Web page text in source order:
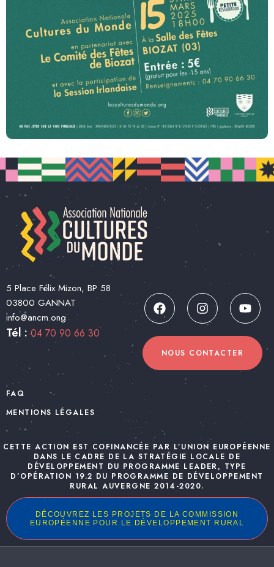
5 Place Félix Mizon, BP 58
03800 GANNAT
info@ancm.ong
Tél :04 70 90 66 30
NOUS CONTACTER
FAQ
MENTIONS LÉGALES
CETTE ACTION EST COFINANCÉE PAR L’UNION EUROPÉENNE
DANS LE CADRE DE LA STRATÉGIE LOCALE DE
DÉVELOPPEMENT DU PROGRAMME LEADER, TYPE
D’OPÉRATION 19.2 DU PROGRAMME DE DÉVELOPPEMENT
RURAL AUVERGNE 2014-2020.
DÉCOUVREZ LES PROJETS DE LA COMMISSION
EUROPÉENNE POUR LE DÉVELOPPEMENT RURAL